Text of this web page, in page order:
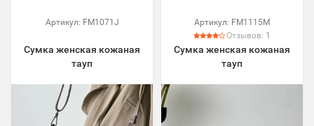
Артикул: FM1071J
Сумка женская кожаная
тауп
Артикул: FM1115M
Отзывов: 1
Сумка женская кожаная
тауп